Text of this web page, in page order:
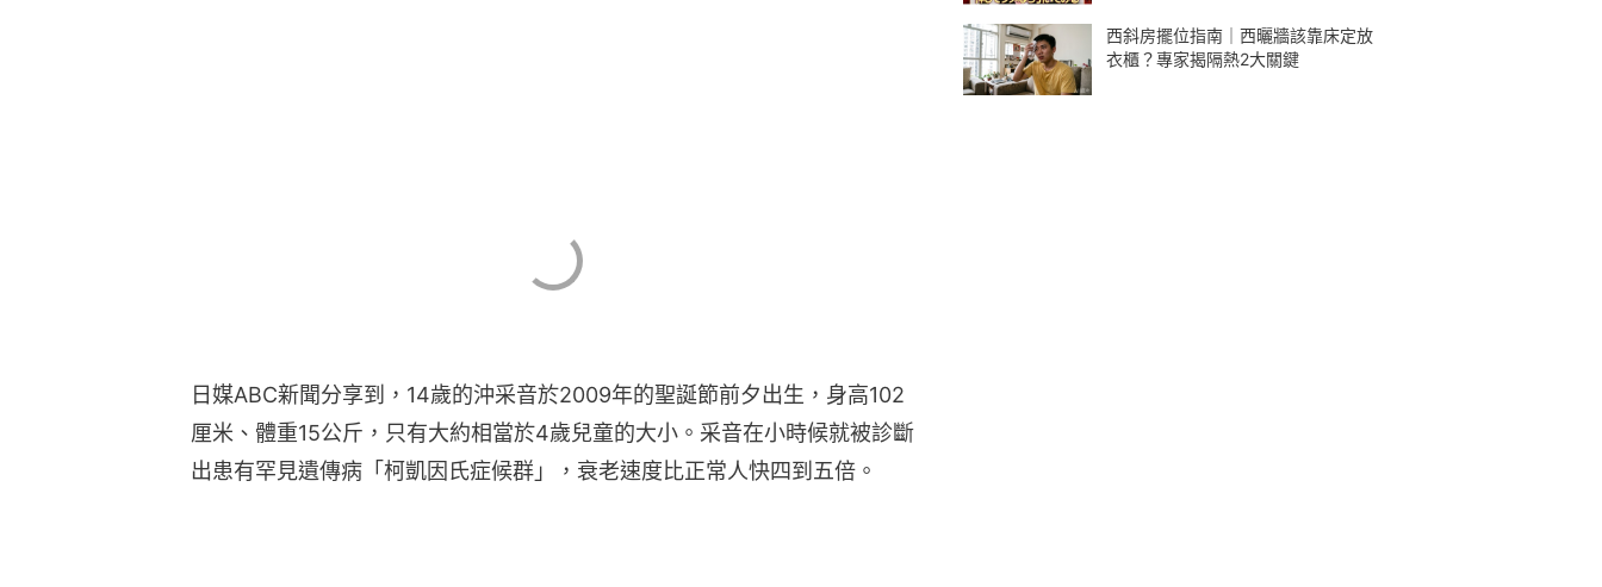
日媒ABC新聞分享到，14歲的沖采音於2009年的聖誕節前夕出生，身高102
厘米、體重15公斤，只有大約相當於4歲兒童的大小。采音在小時候就被診斷
出患有罕見遺傳病「柯凱因氏症候群」，衰老速度比正常人快四到五倍。
西斜房擺位指南｜西曬牆該靠床定放
衣櫃？專家揭隔熱2大關鍵